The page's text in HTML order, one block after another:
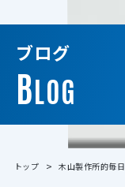
ブログ
BLOG
トップ 木山製作所的毎日